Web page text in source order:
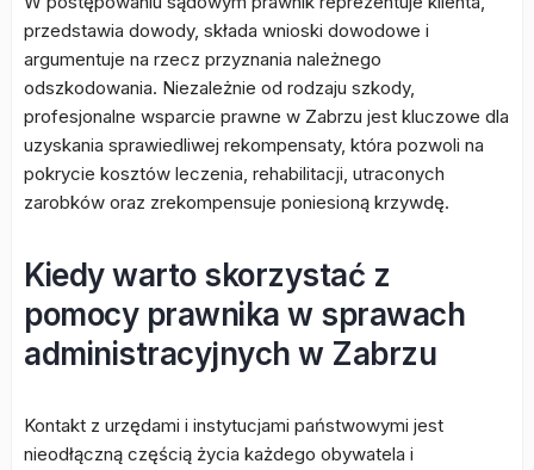
przedstawia dowody, składa wnioski dowodowe i
argumentuje na rzecz przyznania należnego
odszkodowania. Niezależnie od rodzaju szkody,
profesjonalne wsparcie prawne w Zabrzu jest kluczowe dla
uzyskania sprawiedliwej rekompensaty, która pozwoli na
pokrycie kosztów leczenia, rehabilitacji, utraconych
zarobków oraz zrekompensuje poniesioną krzywdę.
Kiedy warto skorzystać z
pomocy prawnika w sprawach
administracyjnych w Zabrzu
Kontakt z urzędami i instytucjami państwowymi jest
nieodłączną częścią życia każdego obywatela i